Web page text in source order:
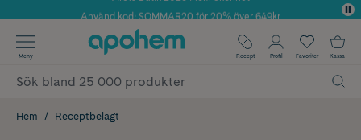
Använd kod: SOMMAR20 för 20% över 649kr
✓ Fri frakt
✓ Poäng på alla köp*
Meny Recept Profil Favoriter Kassa
Hem Receptbelagt